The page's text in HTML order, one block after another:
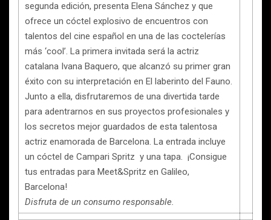
segunda edición, presenta Elena Sánchez y que
ofrece un cóctel explosivo de encuentros con
talentos del cine español en una de las coctelerías
más ‘cool’. La primera invitada será la actriz
catalana Ivana Baquero, que alcanzó su primer gran
éxito con su interpretación en El laberinto del Fauno.
Junto a ella, disfrutaremos de una divertida tarde
para adentrarnos en sus proyectos profesionales y
los secretos mejor guardados de esta talentosa
actriz enamorada de Barcelona. La entrada incluye
un cóctel de Campari Spritz y una tapa. ¡Consigue
tus entradas para Meet&Spritz en Galileo,
Barcelona!
Disfruta de un consumo responsable.